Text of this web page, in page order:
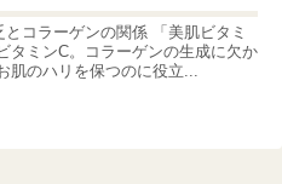
とコラーゲンの関係 「美肌ビタミ
タミンC。コラーゲンの生成に欠か
肌のハリを保つのに役立...